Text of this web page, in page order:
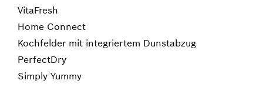
VitaFresh
Home Connect
Kochfelder mit integriertem Dunstabzug
PerfectDry
Simply Yummy